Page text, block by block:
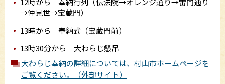
12時から 奉納行列（伝法院→オレンジ通り→雷門通り
→仲見世→宝蔵門）
13時から 奉納式（宝蔵門前）
13時30分から 大わらじ懸吊
大わらじ奉納の詳細については、村山市ホームページを
ご覧ください。（外部サイト）